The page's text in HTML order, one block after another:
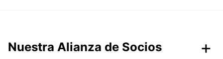
Nuestra Alianza de Socios